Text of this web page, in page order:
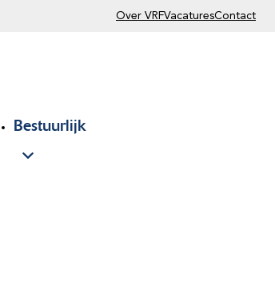
Bestuurlijk
Over VRFVacaturesContact